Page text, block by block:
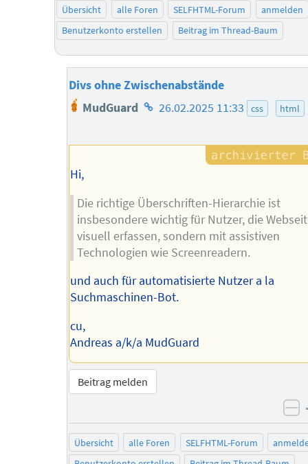
Übersicht alle Foren SELFHTML-Forum
anmelden
Benutzerkonto erstellen
Beitrag im Thread-Baum
Divs ohne Zwischenabstände
MudGuard Homepage
Autors
26.02.2025 11:33 css html
Hi,
Die richtige Überschriften-Hierarchie ist
insbesondere wichtig für Nutzer, die
visuell erfassen, sondern mit assistiven
Technologien wie Screenreadern.
und auch für automatisierte Nutzer a la
Suchmaschinen-Bot.
cu,
Andreas a/k/a MudGuard
Beitrag melden
Übersicht alle Foren SELFHTML-Forum